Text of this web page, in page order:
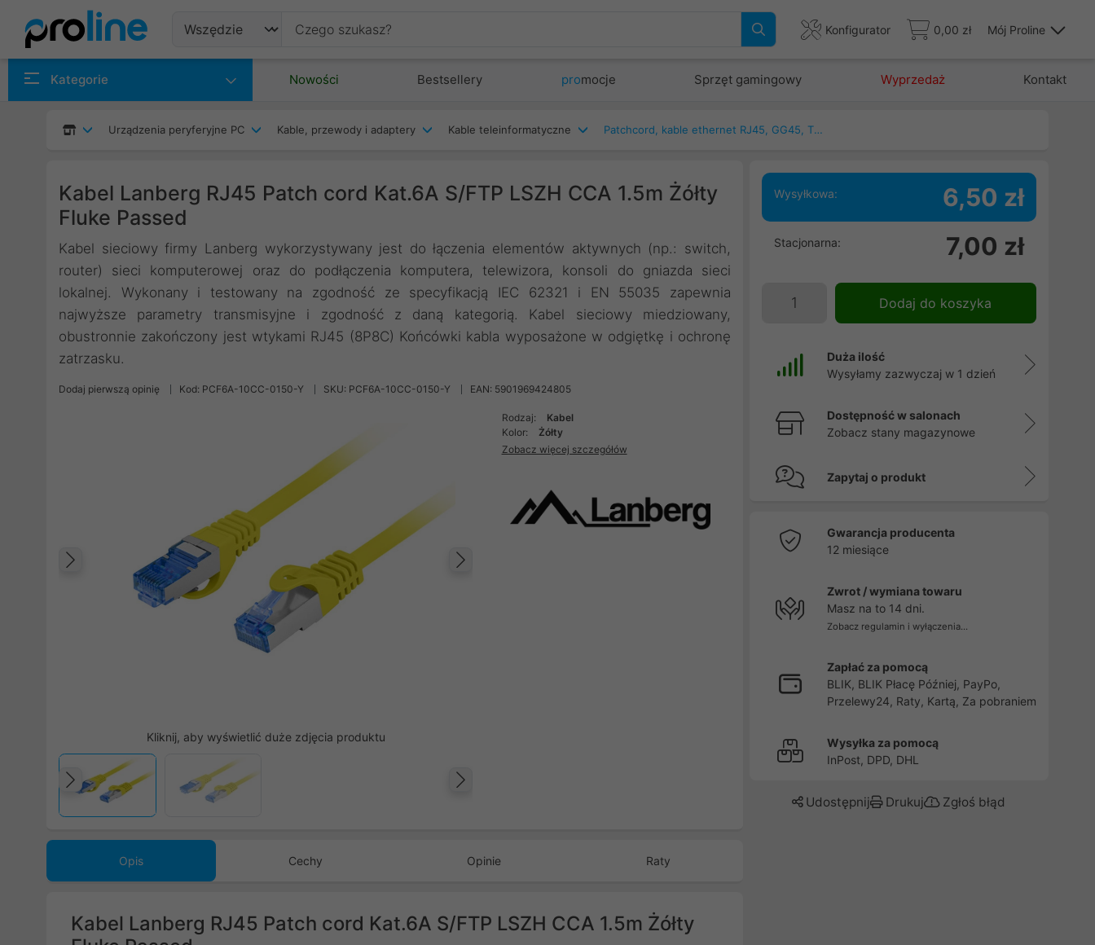
Konfigurator 0,00 zł Mój Proline
Kategorie Nowości Bestsellery promocje Sprzęt gamingowy Wyprzedaż Kontakt
Urządzenia peryferyjne PC Kable, przewody i adaptery Kable teleinformatyczne Patchcord, kable ethernet RJ45, GG45, TERA
Kabel Lanberg RJ45 Patch cord Kat.6A S/FTP LSZH CCA 1.5m Żółty
Fluke Passed
Kabel sieciowy firmy Lanberg wykorzystywany jest do łączenia elementów aktywnych (np.: switch,
router) sieci komputerowej oraz do podłączenia komputera, telewizora, konsoli do gniazda sieci
lokalnej. Wykonany i testowany na zgodność ze specyfikacją IEC 62321 i EN 55035 zapewnia
najwyższe parametry transmisyjne i zgodność z daną kategorią. Kabel sieciowy miedziowany,
obustronnie zakończony jest wtykami RJ45 (8P8C) Końcówki kabla wyposażone w odgiętkę i ochronę
zatrzasku.
Dodaj pierwszą opinię Kod: PCF6A-10CC-0150-Y SKU: PCF6A-10CC-0150-Y EAN: 5901969424805
Poprzedni
Kliknij, aby wyświetlić duże zdjęcia produktu
Poprzedni
Rodzaj:
Kabel
Kolor:
Żółty
Zobacz więcej szczegółów
Opis Cechy Opinie Raty
Kabel Lanberg RJ45 Patch cord Kat.6A S/FTP LSZH CCA 1.5m Żółty
Wysyłkowa: 6,50 zł
Stacjonarna: 7,00 zł
Dodaj do koszyka
Duża ilość
Wysyłamy zazwyczaj w 1 dzień
Dostępność w salonach
Zobacz stany magazynowe
Zapytaj o produkt
Gwarancja producenta
12 miesiące
Zwrot / wymiana towaru
Masz na to 14 dni.
Zobacz regulamin i wyłączenia...
Zapłać za pomocą
BLIK, BLIK Płacę Później, PayPo,
Przelewy24, Raty, Kartą, Za pobraniem
Wysyłka za pomocą
InPost, DPD, DHL
Udostępnij Drukuj Zgłoś błąd